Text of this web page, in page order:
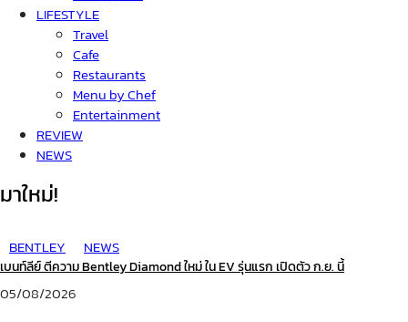
LIFESTYLE
Travel
Cafe
Restaurants
Menu by Chef
Entertainment
REVIEW
NEWS
มาใหม่!
BENTLEY NEWS
เบนท์ลีย์ ตีความ Bentley Diamond ใหม่ ใน EV รุ่นแรก เปิดตัว ก.ย. นี้
05/08/2026